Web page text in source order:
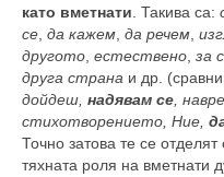
като вметнати . Такива са:
се да кажем да речем
другото естествено за
друга страна и др.
дойдеш, надявам се ,
стихотворението, Ние,
Точно затова те се
тяхната роля на вметнати